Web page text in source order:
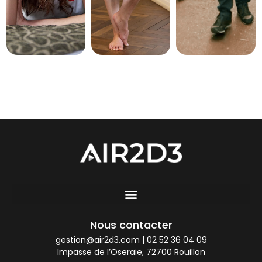
Nous contacter
gestion@air2d3.com | 02 52 36 04 09
Impasse de l’Oseraie, 72700 Rouillon